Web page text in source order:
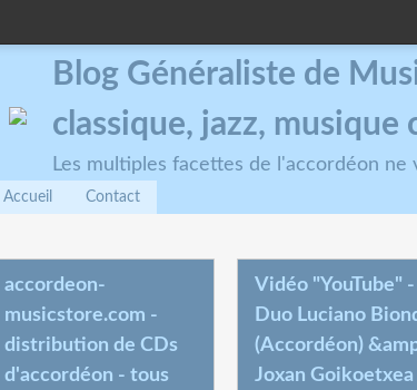
Blog Généraliste de
classique, jazz,
Les multiples facettes de l'accordéon
Accueil Contact
accordeon-
musicstore.com -
distribution de CDs
d'accordéon - tous
Vidéo "YouTube" -
Duo Luciano
(Accordéon)
Joxan Goikoetxea